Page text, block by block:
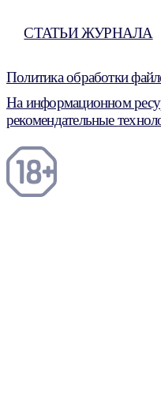
СТАТЬИ ЖУРНАЛА
Политика обработки
На информационном
рекомендательные